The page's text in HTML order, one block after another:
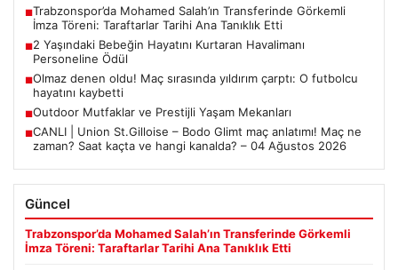
■Trabzonspor’da Mohamed Salah’ın Transferinde Görkemli
İmza Töreni: Taraftarlar Tarihi Ana Tanıklık Etti
■2 Yaşındaki Bebeğin Hayatını Kurtaran Havalimanı
Personeline Ödül
■Olmaz denen oldu! Maç sırasında yıldırım çarptı: O futbolcu
hayatını kaybetti
■Outdoor Mutfaklar ve Prestijli Yaşam Mekanları
■CANLI | Union St.Gilloise – Bodo Glimt maç anlatımı! Maç ne
zaman? Saat kaçta ve hangi kanalda? – 04 Ağustos 2026
Güncel
Trabzonspor’da Mohamed Salah’ın Transferinde Görkemli
İmza Töreni: Taraftarlar Tarihi Ana Tanıklık Etti